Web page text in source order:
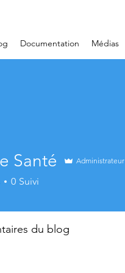
Documentation Médias
Santé Administrateur
0 Suivi
du blog